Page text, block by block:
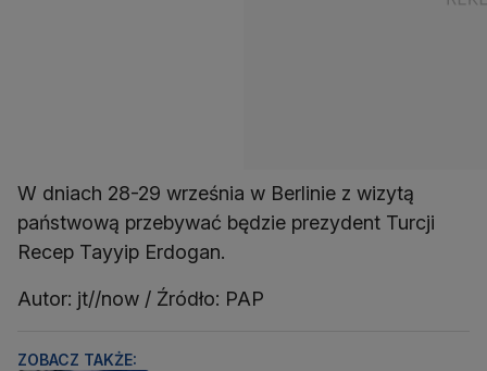
W dniach 28-29 września w Berlinie z wizytą
państwową przebywać będzie prezydent Turcji
Recep Tayyip Erdogan.
Autor: jt//now / Źródło: PAP
ZOBACZ TAKŻE: